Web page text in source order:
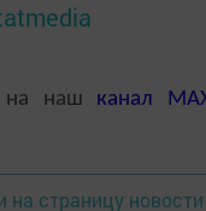
на наш канал
на страницу новости